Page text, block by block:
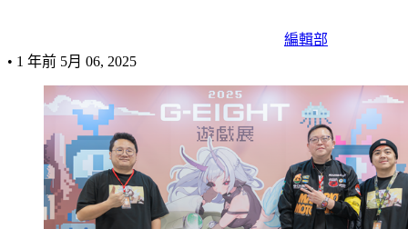
編輯部
• 1 年前 5月 06, 2025